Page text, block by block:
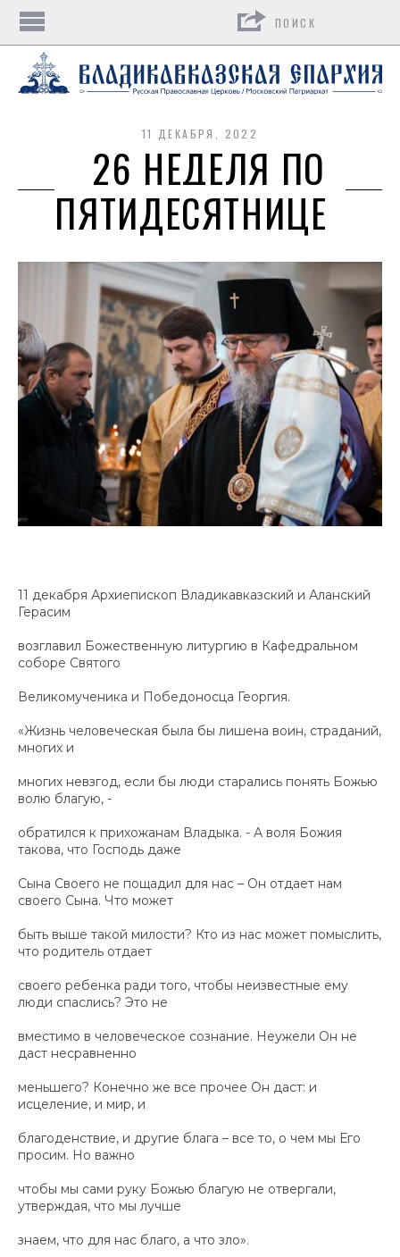
11 ДЕКАБРЯ, 2022
26 НЕДЕЛЯ ПО
ПЯТИДЕСЯТНИЦЕ
11 декабря Архиепископ Владикавказский и Аланский
Герасим
возглавил Божественную литургию в Кафедральном
соборе Святого
Великомученика и Победоносца Георгия.
«Жизнь человеческая была бы лишена воин, страданий,
многих и
многих невзгод, если бы люди старались понять Божью
волю благую, -
обратился к прихожанам Владыка. - А воля Божия
такова, что Господь даже
Сына Своего не пощадил для нас – Он отдает нам
своего Сына. Что может
быть выше такой милости? Кто из нас может помыслить,
что родитель отдает
своего ребенка ради того, чтобы неизвестные ему
люди спаслись? Это не
вместимо в человеческое сознание. Неужели Он не
даст несравненно
меньшего? Конечно же все прочее Он даст: и
исцеление, и мир, и
благоденствие, и другие блага – все то, о чем мы Его
просим. Но важно
чтобы мы сами руку Божью благую не отвергали,
утверждая, что мы лучше
знаем, что для нас благо, а что зло».